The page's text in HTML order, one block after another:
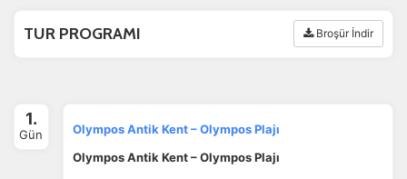
TUR PROGRAMI Broşür İndir
1.
Gün
Olympos Antik Kent – Olympos Plajı
Olympos Antik Kent – Olympos Plajı